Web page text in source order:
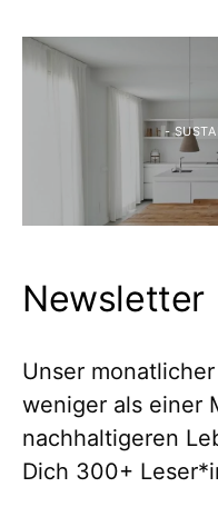
-
Newsletter
Unser
weniger als einer
nachhaltigeren
Dich 300+